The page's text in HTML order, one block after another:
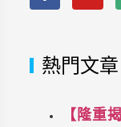
熱門文章
【隆重